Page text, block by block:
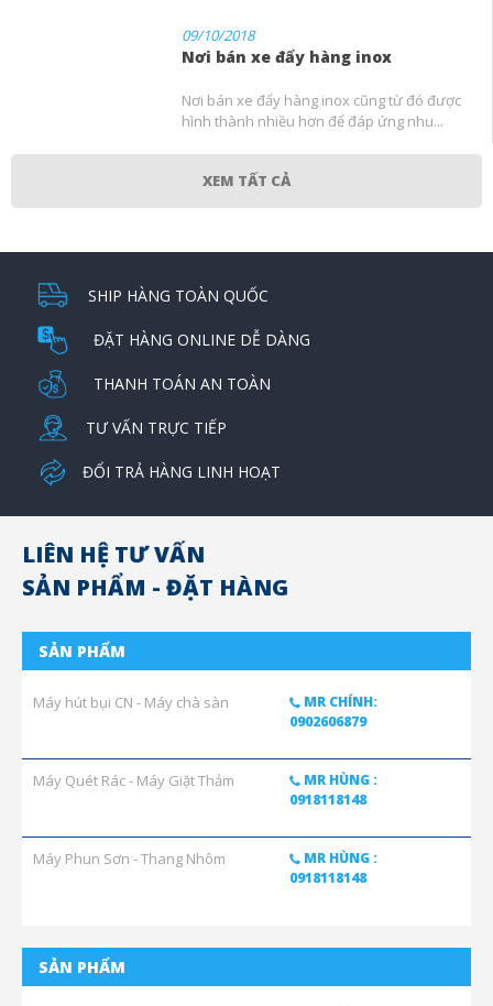
09/10/2018
Nơi bán xe đẩy hàng inox
Nơi bán xe đẩy hàng inox cũng từ đó được
hình thành nhiều hơn để đáp ứng nhu...
XEM TẤT CẢ
SHIP HÀNG TOÀN QUỐC
ĐẶT HÀNG ONLINE DỄ DÀNG
THANH TOÁN AN TOÀN
TƯ VẤN TRỰC TIẾP
ĐỔI TRẢ HÀNG LINH HOẠT
LIÊN HỆ TƯ VẤN
SẢN PHẨM - ĐẶT HÀNG
SẢN PHẨM
Máy hút bụi CN - Máy chà sàn
MR CHÍNH:
0902606879
Máy Quét Rác - Máy Giặt Thảm
MR HÙNG :
0918118148
Máy Phun Sơn - Thang Nhôm
MR HÙNG :
0918118148
SẢN PHẨM